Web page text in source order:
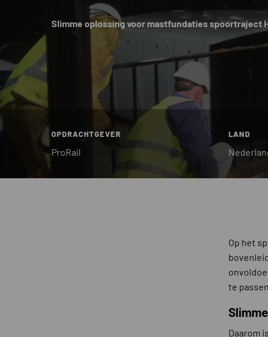
Slimme oplossing voor mastfundaties spoortraject
OPDRACHTGEVER
ProRail
LAND
Op het
te
Daarom